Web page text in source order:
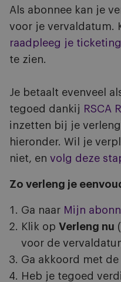
Als abonnee kan je
voor je vervaldatum.
raadpleeg je
te zien.
Je betaalt evenveel
tegoed dankij RSCA
inzetten bij je
hieronder. Wil je
niet, en volg deze
Zo verleng je
Ga naar Mijn
Klik op Verleng nu
voor de
Ga akkoord met
Heb je tegoed